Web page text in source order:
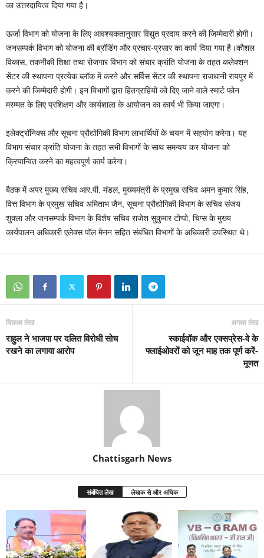
का उत्तरदायित्व दिया गया है।
ऊर्जा विभाग को योजना के लिए आवश्यकतानुसार विद्युत प्रदाय करने की जिम्मेदारी होगी।
जनसम्पर्क विभाग को योजना की ब्रॉडिंग और प्रचार-प्रसार का कार्य दिया गया है।कौशल
विकास, तकनीकी शिक्षा तथा रोजगार विभाग को संचार क्रांति योजना के तहत कलेक्शन
सेंटर की स्थापना प्रत्येक ब्लॉक में करने और सर्विस सेंटर की स्थापना राजधानी रायपुर में
करने की जिम्मेदारी होगी। इन विभागों द्वारा हितग्राहियों को दिए जाने वाले स्मार्ट फोन
मरम्मत के लिए प्रशिक्षण और कार्यशाला के आयोजन का कार्य भी किया जाएगा।
इलेक्ट्रॉनिक्स और सूचना प्रौद्योगिकी विभाग लाभार्थियों के चयन में सहयोग करेगा। यह
विभाग संचार क्रांति योजना के तहत सभी विभागों के साथ समन्वय कर योजना को
क्रियान्वित करने का महत्वपूर्ण कार्य करेगा।
बैठक में अपर मुख्य सचिव आर.पी. मंडल, मुख्यमंत्री के प्रमुख सचिव अमन कुमार सिंह,
वित्त विभाग के प्रमुख सचिव अमिताभ जैन, सूचना प्रौद्योगिकी विभाग के सचिव संजय
शुक्ला और जनसम्पर्क विभाग के विशेष सचिव राजेश सुकुमार टोप्पो, चिप्स के मुख्य
कार्यपालन अधिकारी एलेक्स पॉल मेनन सहित संबंधित विभागों के अधिकारी उपस्थित थे।
पिछला लेख
राहुल ने भाजपा पर दलित विरोधी सोच
रखने का लगाया आरोप
अगला लेख
स्काईवॉक और एक्सप्रेस-वे के
फ्लाईओवरों को जून माह तक पूर्ण करें-
मूणत
Chattisgarh News
संबंधित लेख लेखक से और अधिक